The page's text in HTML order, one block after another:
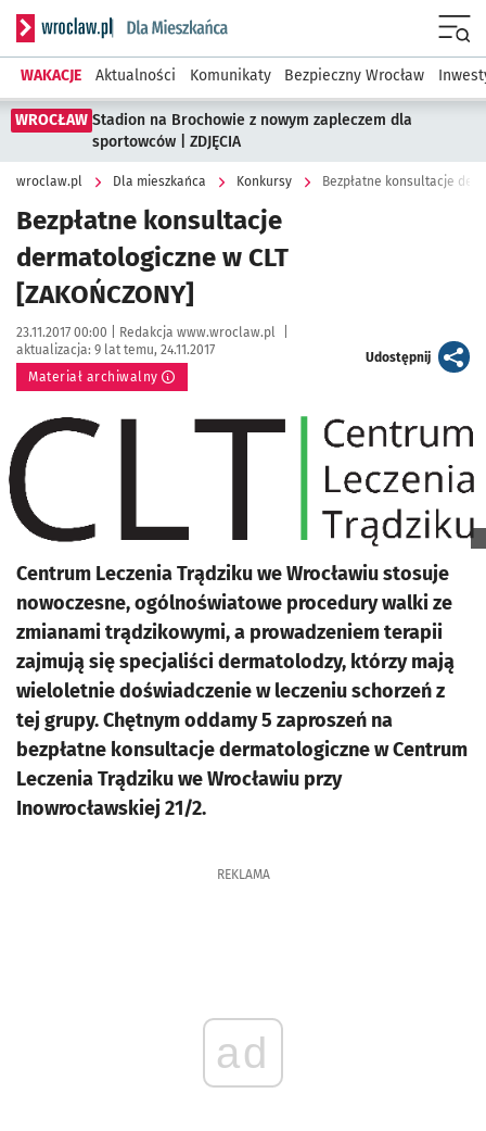
Serwis informacyjny wroclaw.pl podserwis: Dla mieszkańca
WAKACJE Aktualności Komunikaty Bezpieczny Wrocław
WROCŁAW Stadion na Brochowie z nowym zapleczem dla
sportowców | ZDJĘCIA
wroclaw.pl Dla mieszkańca Konkursy Bezpłatne konsultacje
Bezpłatne konsultacje
dermatologiczne w CLT
[ZAKOŃCZONY]
Data publikacji:
23.11.2017 00:00 | Autor:
Redakcja www.wroclaw.pl
aktualizacja: 9 lat temu, 24.11.2017
Materiał archiwalny
Udostępnijartykuł
Kliknij, aby powiększyć
Centrum Leczenia Trądziku we Wrocławiu stosuje
nowoczesne, ogólnoświatowe procedury walki ze
zmianami trądzikowymi, a prowadzeniem terapii
zajmują się specjaliści dermatolodzy, którzy mają
wieloletnie doświadczenie w leczeniu schorzeń z
tej grupy. Chętnym oddamy 5 zaproszeń na
bezpłatne konsultacje dermatologiczne w Centrum
Leczenia Trądziku we Wrocławiu przy
Inowrocławskiej 21/2.
REKLAMA
ad